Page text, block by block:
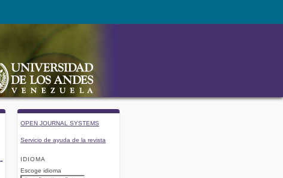
OPEN JOURNAL SYSTEMS
Servicio de ayuda de la revista
IDIOMA
Escoge idioma